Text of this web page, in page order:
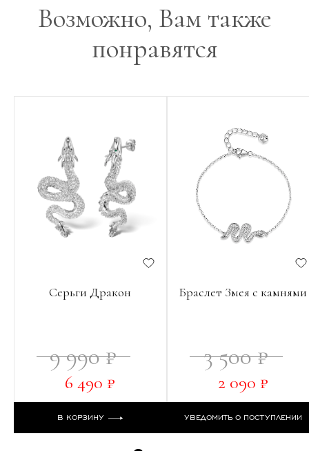
Возможно, Вам также
понравятся
Серьги Дракон
9 990 ₽
6 490 ₽
В КОРЗИНУ
Браслет Змея с камнями
3 500 ₽
2 090 ₽
УВЕДОМИТЬ О ПОСТУПЛЕНИИ